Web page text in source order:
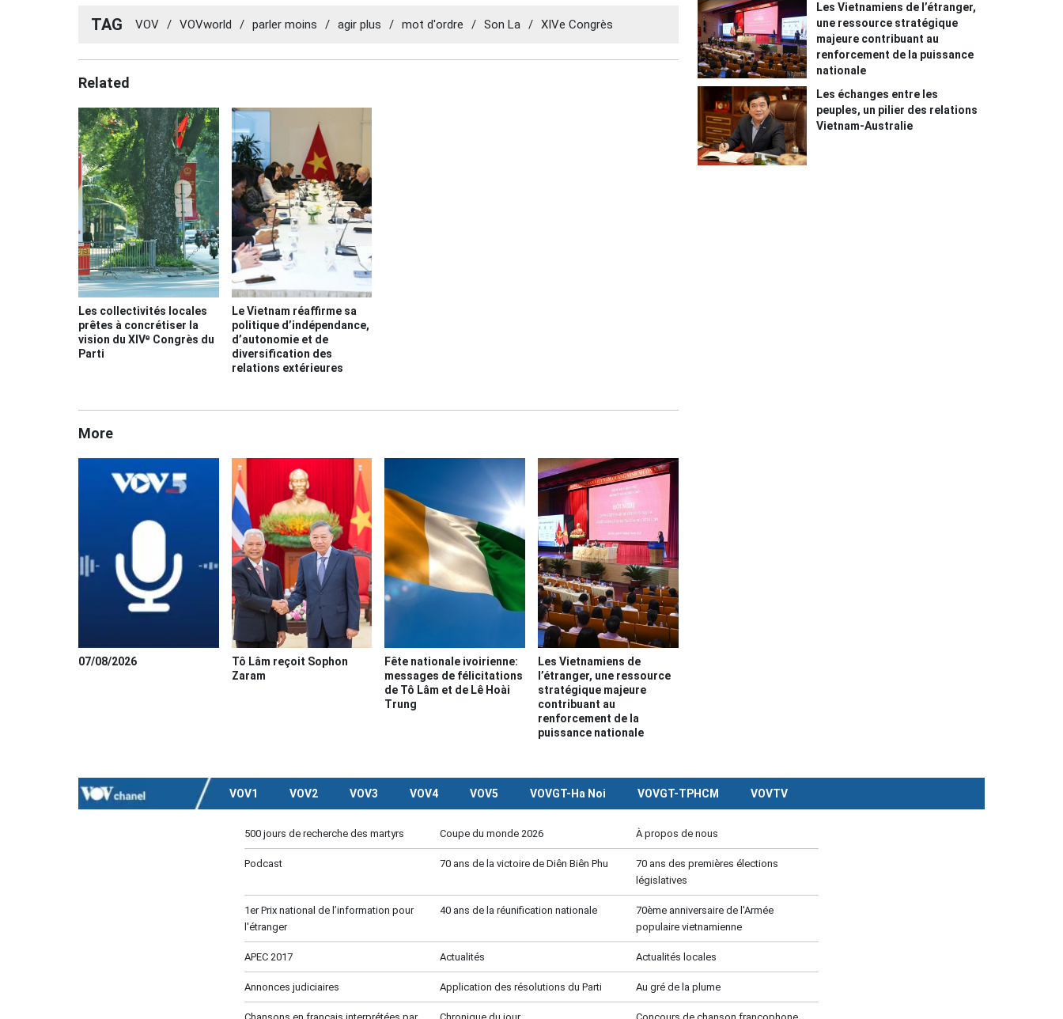
TAG VOV / VOVworld / parler moins / agir plus / mot d'ordre / Son La / XIVe Congrès
Related
Les collectivités locales
prêtes à concrétiser la
vision du XIVᵉ Congrès du
Parti
Le Vietnam réaffirme sa
politique d’indépendance,
d’autonomie et de
diversification des
relations extérieures
More
07/08/2026
Tô Lâm reçoit Sophon
Zaram
Fête nationale ivoirienne:
messages de félicitations
de Tô Lâm et de Lê Hoài
Trung
Les Vietnamiens de
l’étranger, une ressource
stratégique majeure
contribuant au
renforcement de la
puissance nationale
Les Vietnamiens de l’étranger,
une ressource stratégique
majeure contribuant au
renforcement de la puissance
nationale
Les échanges entre les
peuples, un pilier des relations
Vietnam-Australie
VOV1 VOV2 VOV3 VOV4 VOV5 VOVGT-Ha Noi VOVGT-TPHCM VOVTV
500 jours de recherche des martyrs Coupe du monde 2026 À propos de nous
Podcast 70 ans de la victoire de Diên Biên Phu
70 ans des premières élections
législatives
1er Prix national de l’information pour
l'étranger
40 ans de la réunification nationale
70ème anniversaire de l'Armée
populaire vietnamienne
APEC 2017 Actualités Actualités locales
Annonces judiciaires Application des résolutions du Parti Au gré de la plume